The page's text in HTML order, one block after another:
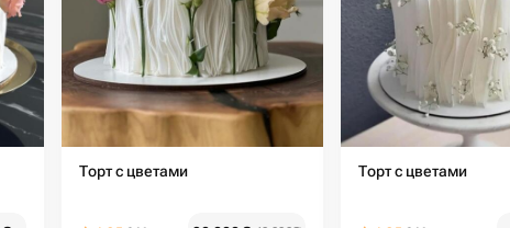
Торт с цветами️ Торт с цветами